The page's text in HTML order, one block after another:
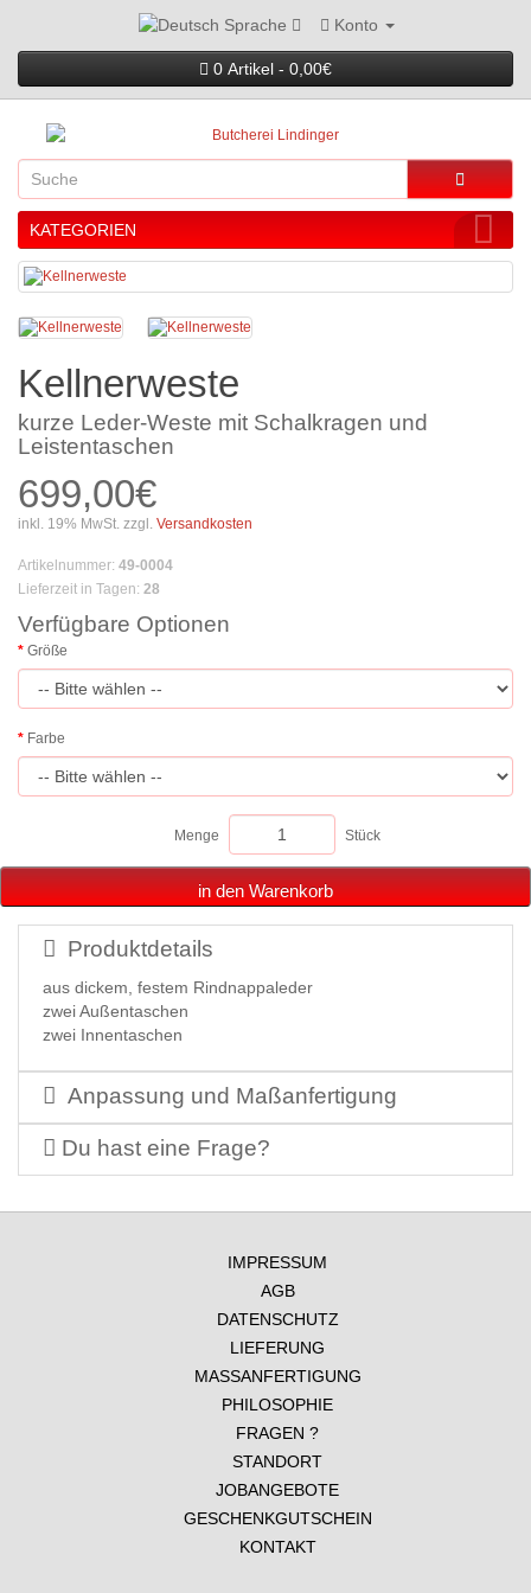
Sprache Konto
0 Artikel - 0,00€
KATEGORIEN
Kellnerweste
kurze Leder-Weste mit Schalkragen und
Leistentaschen
699,00€
inkl. 19% MwSt. zzgl. Versandkosten
Artikelnummer: 49-0004
Lieferzeit in Tagen: 28
Verfügbare Optionen
Größe
Farbe
Menge Stück
in den Warenkorb
Produktdetails
aus dickem, festem Rindnappaleder
zwei Außentaschen
zwei Innentaschen
Anpassung und Maßanfertigung
Du hast eine Frage?
IMPRESSUM
AGB
DATENSCHUTZ
LIEFERUNG
MASSANFERTIGUNG
PHILOSOPHIE
FRAGEN ?
STANDORT
JOBANGEBOTE
GESCHENKGUTSCHEIN
KONTAKT